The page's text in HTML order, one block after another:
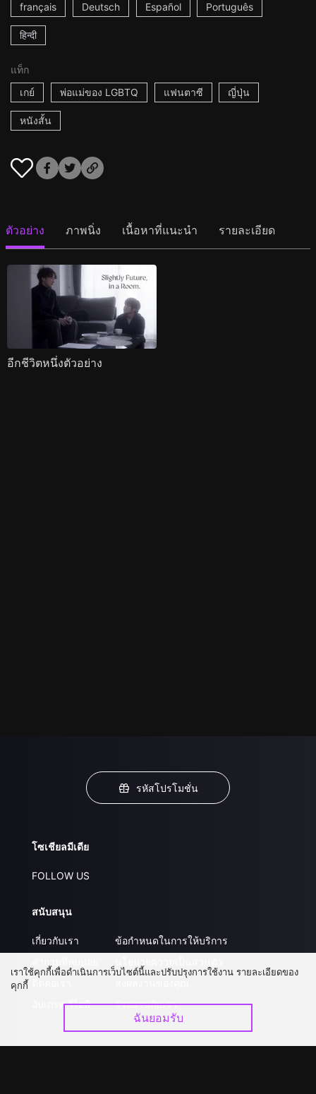
français Deutsch Español Português
हिन्दी
แท็ก
เกย์
พ่อแม่ของ LGBTQ แฟนตาซี ญี่ปุ่น
หนังสั้น
ตัวอย่าง ภาพนิ่ง เนื้อหาที่แนะนำ รายละเอียด
อีกชีวิตหนึ่งตัวอย่าง
รหัสโปรโมชั่น
โซเชียลมีเดีย
FOLLOW US
สนับสนุน
เกี่ยวกับเรา
อัปเกรด วีไอพี
ข้อกำหนดในการให้บริการ
ร่วมงานกับเรา
เราใช้คุกกี้เพื่อดำเนินการเว็บไซต์นี้และปรับปรุงการใช้งาน รายละเอียดของ
คุกกี้
ฉันยอมรับ